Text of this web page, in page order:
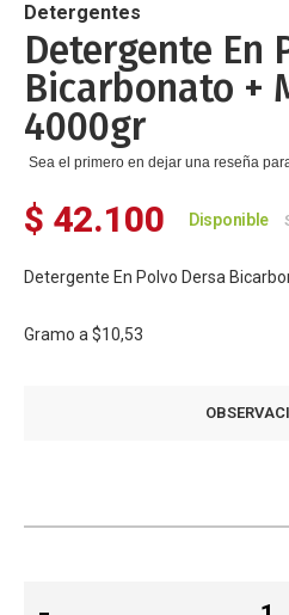
de
la
galería
de
imágenes
Detergentes
Detergente En
Bicarbonato +
4000gr
Sea el primero en dejar una reseña
$ 42.100 Disponible
Detergente En Polvo Dersa
Gramo a $10,53